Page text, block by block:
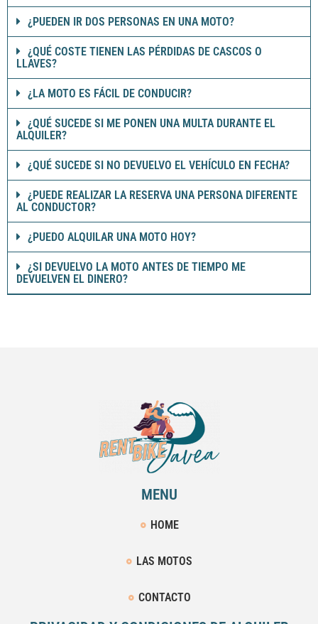
¿PUEDEN IR DOS PERSONAS EN UNA MOTO?
¿QUÉ COSTE TIENEN LAS PÉRDIDAS DE CASCOS O
LLAVES?
¿LA MOTO ES FÁCIL DE CONDUCIR?
¿QUÉ SUCEDE SI ME PONEN UNA MULTA DURANTE EL
ALQUILER?
¿QUÉ SUCEDE SI NO DEVUELVO EL VEHÍCULO EN FECHA?
¿PUEDE REALIZAR LA RESERVA UNA PERSONA DIFERENTE
AL CONDUCTOR?
¿PUEDO ALQUILAR UNA MOTO HOY?
¿SI DEVUELVO LA MOTO ANTES DE TIEMPO ME
DEVUELVEN EL DINERO?
MENU
HOME
LAS MOTOS
CONTACTO